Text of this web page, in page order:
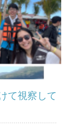
て視察して